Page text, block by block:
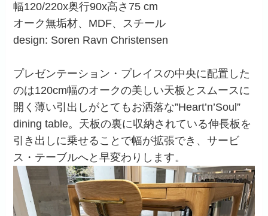
幅120/220x奥行90x高さ75 cm
オーク無垢材、MDF、スチール
design: Soren Ravn Christensen
プレゼンテーション・プレイスの中央に配置した
のは120cm幅のオークの美しい天板とスムースに
開く薄い引出しがとてもお洒落な”Heart’n’Soul”
dining table。天板の裏に収納されている伸長板を
引き出しに乗せることで幅が拡張でき、サービ
ス・テーブルへと早変わりします。